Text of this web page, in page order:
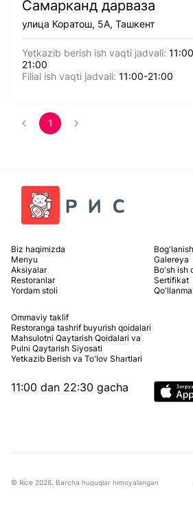
Самарканд дарваза
улица Коратош, 5А, Ташкент
Yetkazib berish ish vaqti jadvali: 11:00
21:00
Filial ish vaqti jadvali: 11:00-21:00
1
Biz haqimizda
Menyu
Aksiyalar
Restoranlar
Yordam stoli
Bog'lanish
Galereya
Bo'sh ish
Sertifikat
Ommaviy taklif
Restoranga tashrif buyurish qoidalari
Mahsulotni Qaytarish Qoidalari va
Pulni Qaytarish Siyosati
Yetkazib Berish va To'lov Shartlari
11:00 dan 22:30 gacha
© Rice 2026 Barcha huquqlar himoyalangan